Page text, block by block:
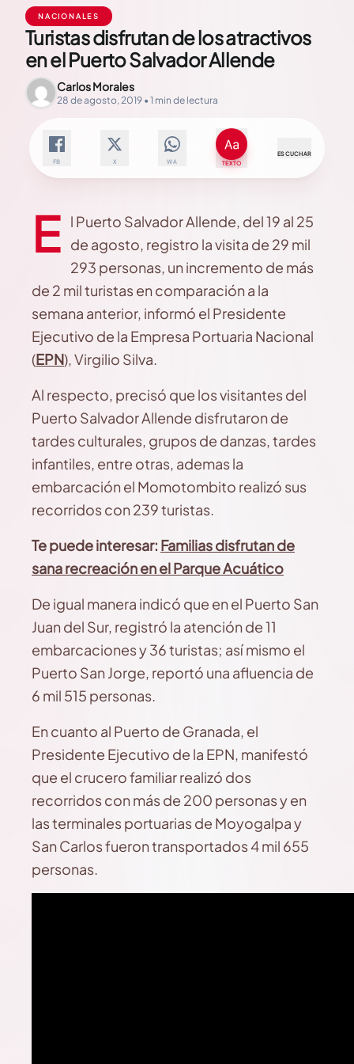
NACIONALES
Turistas disfrutan de los atractivos
en el Puerto Salvador Allende
Carlos Morales
28 de agosto, 2019 • 1 min de lectura
FB X WA TEXTO
ESCUCHAR
E l Puerto Salvador Allende, del 19 al 25
de agosto, registro la visita de 29 mil
293 personas, un incremento de más
de 2 mil turistas en comparación a la
semana anterior, informó el Presidente
Ejecutivo de la Empresa Portuaria Nacional
(EPN), Virgilio Silva.
Al respecto, precisó que los visitantes del
Puerto Salvador Allende disfrutaron de
tardes culturales, grupos de danzas, tardes
infantiles, entre otras, ademas la
embarcación el Momotombito realizó sus
recorridos con 239 turistas.
Te puede interesar: Familias disfrutan de
sana recreación en el Parque Acuático
De igual manera indicó que en el Puerto San
Juan del Sur, registró la atención de 11
embarcaciones y 36 turistas; así mismo el
Puerto San Jorge, reportó una afluencia de
6 mil 515 personas.
En cuanto al Puerto de Granada, el
Presidente Ejecutivo de la EPN, manifestó
que el crucero familiar realizó dos
recorridos con más de 200 personas y en
las terminales portuarias de Moyogalpa y
San Carlos fueron transportados 4 mil 655
personas.